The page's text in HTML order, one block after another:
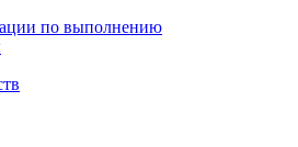
по выполнению